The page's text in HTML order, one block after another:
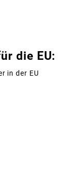
die EU:
in der EU